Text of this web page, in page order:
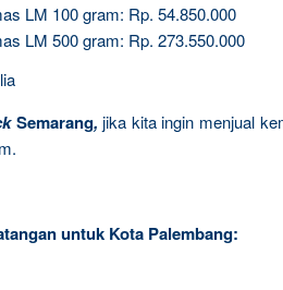
LM 100 gram: Rp. 54.850.000
LM 500 gram: Rp. 273.550.000
Semarang,jika kita ingin menjual
untuk Kota Palembang: